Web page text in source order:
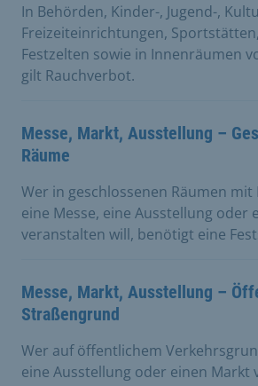
In Behörden, Kinder-, Jugend-,
Freizeiteinrichtungen,
Festzelten sowie in Innenräumen
gilt Rauchverbot.
Messe, Markt, Ausstellung –
Räume
Wer in geschlossenen Räumen
eine Messe, eine Ausstellung oder
veranstalten will, benötigt eine
Messe, Markt, Ausstellung –
Straßengrund
Wer auf öffentlichem
eine Ausstellung oder einen Markt